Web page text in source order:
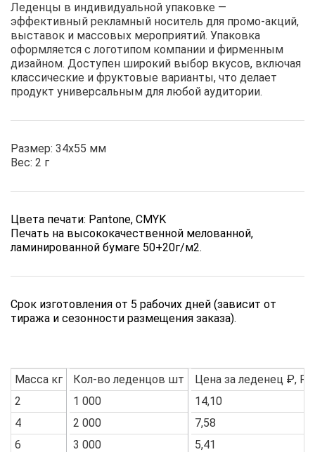
Леденцы в индивидуальной упаковке —
эффективный рекламный носитель для промо-акций,
выставок и массовых мероприятий. Упаковка
оформляется с логотипом компании и фирменным
дизайном. Доступен широкий выбор вкусов, включая
классические и фруктовые варианты, что делает
продукт универсальным для любой аудитории.
Размер: 34х55 мм
Вес: 2 г
Цвета печати: Pantone, CMYK
Печать на высококачественной мелованной,
ламинированной бумаге 50+20г/м2.
Срок изготовления от 5 рабочих дней (зависит от
тиража и сезонности размещения заказа).
Масса кг
2
4
6
Кол-во леденцов шт
1 000
2 000
3 000
Цена за леденец ₽,
14,10
7,58
5,41